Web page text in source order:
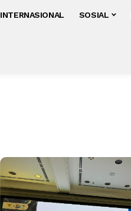
INTERNASIONAL SOSIAL